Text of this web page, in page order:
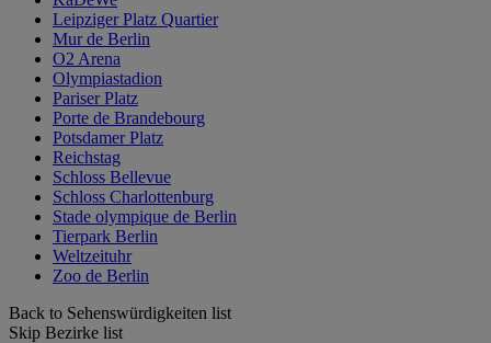
Leipziger Platz Quartier
Mur de Berlin
O2 Arena
Olympiastadion
Pariser Platz
Porte de Brandebourg
Potsdamer Platz
Reichstag
Schloss Bellevue
Schloss Charlottenburg
Stade olympique de Berlin
Tierpark Berlin
Weltzeituhr
Zoo de Berlin
Back to Sehenswürdigkeiten list
Skip Bezirke list